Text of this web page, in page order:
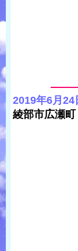
2019年6月24
綾部市広瀬